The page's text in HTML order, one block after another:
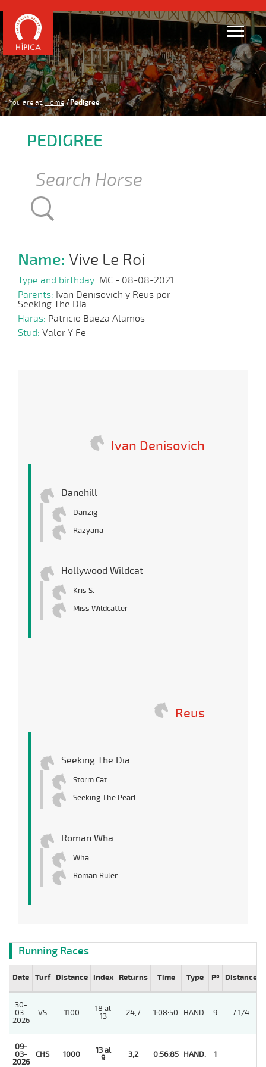
You are at: Home Pedigree
PEDIGREE
Name: Vive Le Roi
Type and birthday: MC - 08-08-2021
Parents: Ivan Denisovich y Reus por
Seeking The Dia
Haras: Patricio Baeza Alamos
Stud: Valor Y Fe
Ivan Denisovich
Danehill
Danzig
Razyana
Hollywood Wildcat
Kris S.
Miss Wildcatter
Reus
Seeking The Dia
Storm Cat
Seeking The Pearl
Roman Wha
Wha
Roman Ruler
Running Races
Date Turf Distance Index Returns Time Type Pº Distance
30-
03-
2026
VS 1100
18 al
13
24,7 1:08:50 HAND. 9 7 1/4
09-
03-
2026
CHS 1000
13 al
9
3,2 0:56:85 HAND. 1